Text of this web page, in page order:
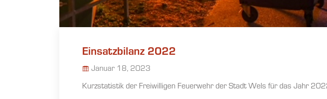
Einsatzbilanz 2022
Januar 18, 2023
Kurzstatistik der Freiwilligen Feuerwehr der Stadt Wels für das Jahr